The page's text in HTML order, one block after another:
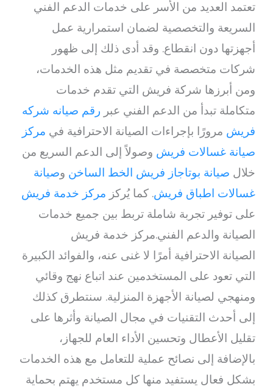
تعتمد العديد من الأسر على خدمات الدعم الفني
السريعة والتخصصية لضمان استمرارية عمل
أجهزتها دون انقطاع. وقد أدى ذلك إلى ظهور
شركات متخصصة في تقديم مثل هذه الخدمات،
ومن أبرزها شركة فريش التي تقدم خدمات
متكاملة تبدأ من الدعم الفني عبر رقم صيانه شركه
فريش مرورًا بإجراءات الصيانة الاحترافية في مركز
صيانة غسالات فريش وصولاً إلى الدعم السريع من
خلال صيانة بوتاجاز فريش الخط الساخن وصيانة
غسالات اطباق فريش. كما يُركز مركز خدمة فريش
على توفير تجربة شاملة تربط بين جميع خدمات
الصيانة والدعم الفني.مركز خدمة فريش
الصيانة الاحترافية أمرًا لا غنى عنه، والفوائد الكبيرة
التي تعود على المستخدمين عند اتباع نهج وقائي
ومنهجي لصيانة الأجهزة المنزلية. سنتطرق كذلك
إلى أحدث التقنيات في مجال الصيانة وأثرها على
تقليل الأعطال وتحسين الأداء العام للجهاز،
بالإضافة إلى نصائح عملية للتعامل مع هذه الخدمات
بشكل فعال يستفيد منها كل مستخدم يهتم بحماية